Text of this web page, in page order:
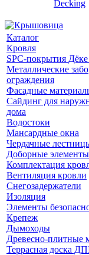
Decking
Каталог
Кровля
SPC-покрытия
Металлические
ограждения
Фасадные
Сайдинг для
дома
Водостоки
Мансардные окна
Чердачные
Доборные элементы
Комплектация
Вентиляция кровли
Снегозадержатели
Изоляция
Элементы
Крепеж
Дымоходы
Древесно-плитные
Террасная доска